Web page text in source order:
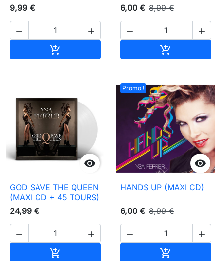
9,99 €
 

6,00 € 8,99 €
 


GOD SAVE THE QUEEN
(MAXI CD + 45 TOURS)
24,99 €
 

Promo !

HANDS UP (MAXI CD)
6,00 € 8,99 €
 
